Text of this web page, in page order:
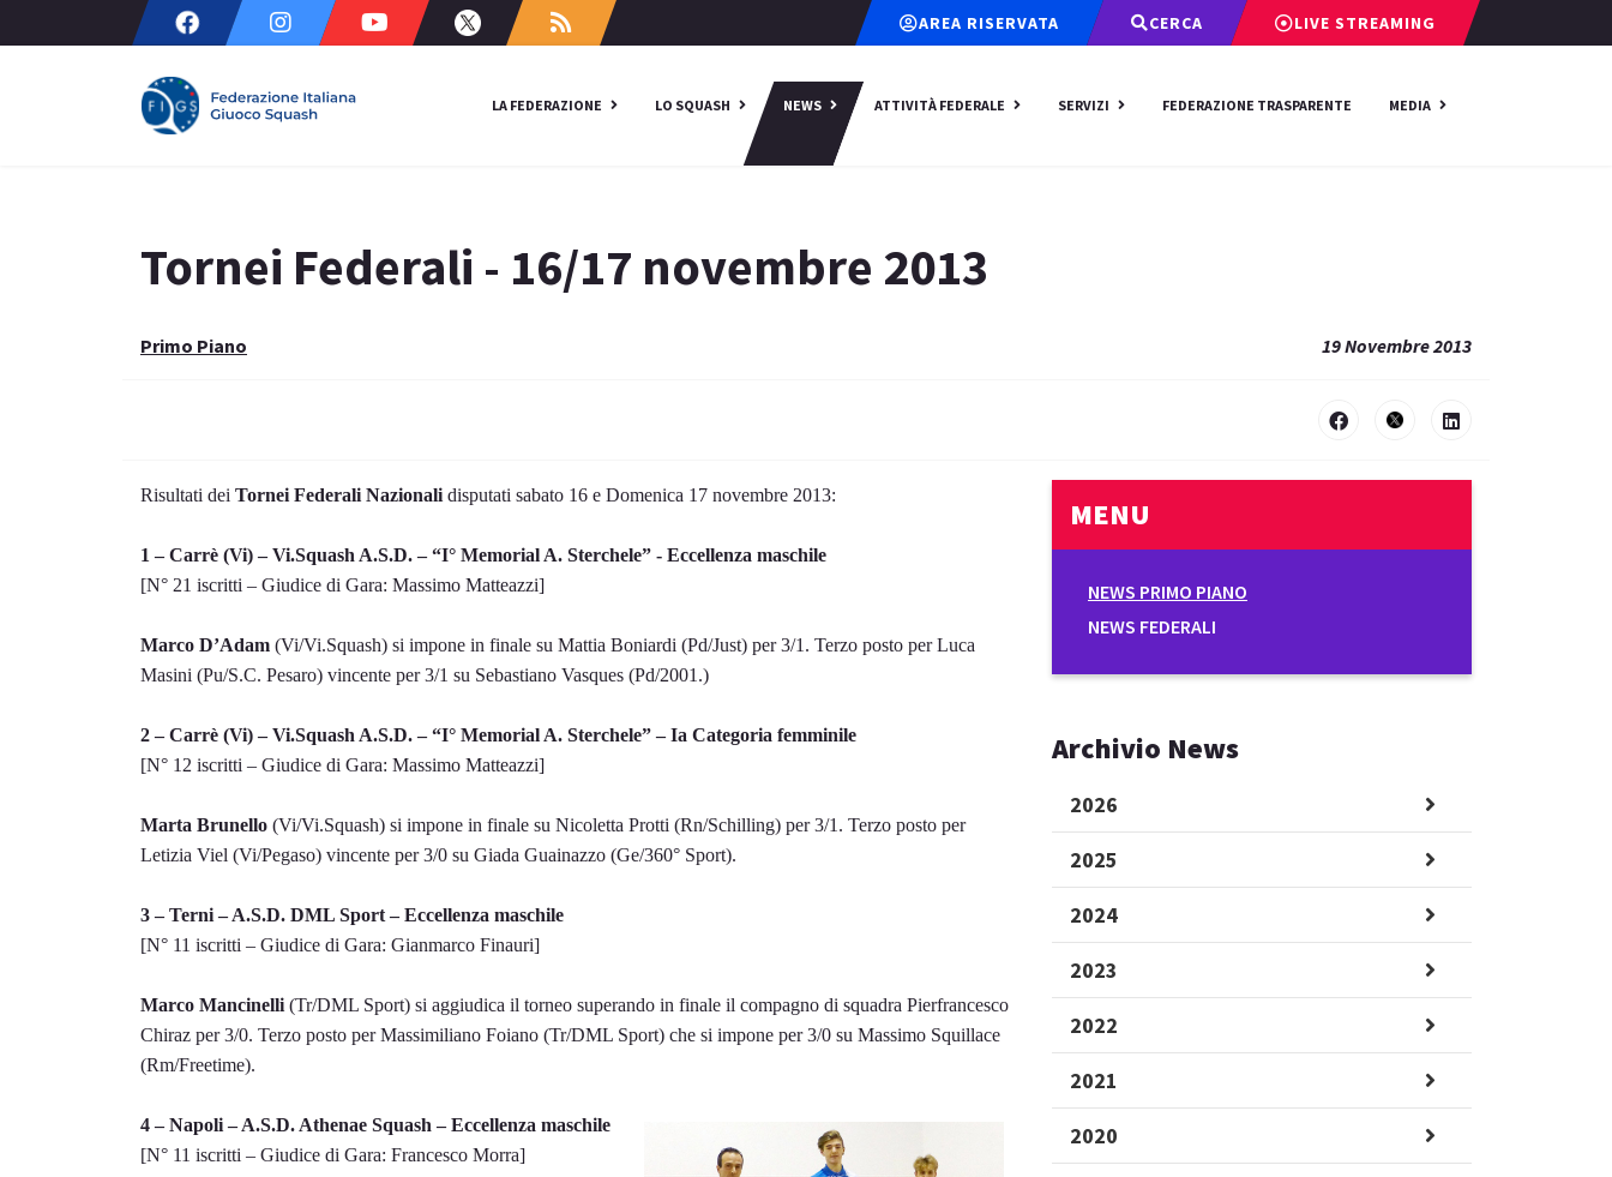
AREA RISERVATA CERCA LIVE STREAMING
LA FEDERAZIONE LO SQUASH NEWS ATTIVITÀ FEDERALE SERVIZI FEDERAZIONE TRASPARENTE MEDIA
Tornei Federali - 16/17 novembre 2013
Primo Piano 19 Novembre 2013
Risultati dei Tornei Federali Nazionali disputati sabato 16 e Domenica 17 novembre 2013:
1 – Carrè (Vi) – Vi.Squash A.S.D. – “I° Memorial A. Sterchele” - Eccellenza maschile
[N° 21 iscritti – Giudice di Gara: Massimo Matteazzi]
Marco D’Adam (Vi/Vi.Squash) si impone in finale su Mattia Boniardi (Pd/Just) per 3/1. Terzo posto per Luca
Masini (Pu/S.C. Pesaro) vincente per 3/1 su Sebastiano Vasques (Pd/2001.)
2 – Carrè (Vi) – Vi.Squash A.S.D. – “I° Memorial A. Sterchele” – Ia Categoria femminile
[N° 12 iscritti – Giudice di Gara: Massimo Matteazzi]
Marta Brunello (Vi/Vi.Squash) si impone in finale su Nicoletta Protti (Rn/Schilling) per 3/1. Terzo posto per
Letizia Viel (Vi/Pegaso) vincente per 3/0 su Giada Guainazzo (Ge/360° Sport).
3 – Terni – A.S.D. DML Sport – Eccellenza maschile
[N° 11 iscritti – Giudice di Gara: Gianmarco Finauri]
Marco Mancinelli (Tr/DML Sport) si aggiudica il torneo superando in finale il compagno di squadra Pierfrancesco
Chiraz per 3/0. Terzo posto per Massimiliano Foiano (Tr/DML Sport) che si impone per 3/0 su Massimo Squillace
(Rm/Freetime).
4 – Napoli – A.S.D. Athenae Squash – Eccellenza maschile
[N° 11 iscritti – Giudice di Gara: Francesco Morra]
MENU
NEWS PRIMO PIANO
NEWS FEDERALI
Archivio News
2026
2025
2024
2023
2022
2021
2020